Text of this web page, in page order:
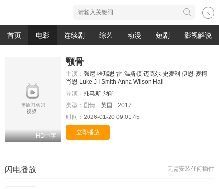
首页 电影 连续剧 综艺 动漫 短剧 影视解说
HD中字
颚骨
主演： 强尼·哈瑞思 雷·温斯顿 迈克尔·史麦利 伊恩·麦柯
肖恩 Luke J Smith Anna Wilson Hall
导演： 托马斯·纳珀
类型： 剧情 英国
2017
时间： 2026-01-20 09:01:45
立即播放
无需安装任何插件
闪电播放